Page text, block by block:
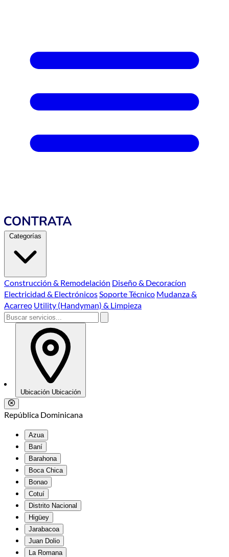
Categorías
Construcción & Remodelación Diseño & Decoracíon
Electricidad & ElectrónicosSoporte Técnico Mudanza &
Acarreo Utility (Handyman) & Limpieza
Ubicación Ubicación
República Dominicana
Azua
Baní
Barahona
Boca Chica
Bonao
Cotuí
Distrito Nacional
Higüey
Jarabacoa
Juan Dolio
La Romana